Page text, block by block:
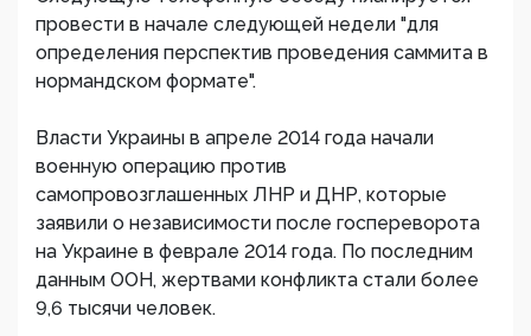
провести в начале следующей недели "для
определения перспектив проведения саммита в
нормандском формате".
Власти Украины в апреле 2014 года начали
военную операцию против
самопровозглашенных ЛНР и ДНР, которые
заявили о независимости после госпереворота
на Украине в феврале 2014 года. По последним
данным ООН, жертвами конфликта стали более
9,6 тысячи человек.